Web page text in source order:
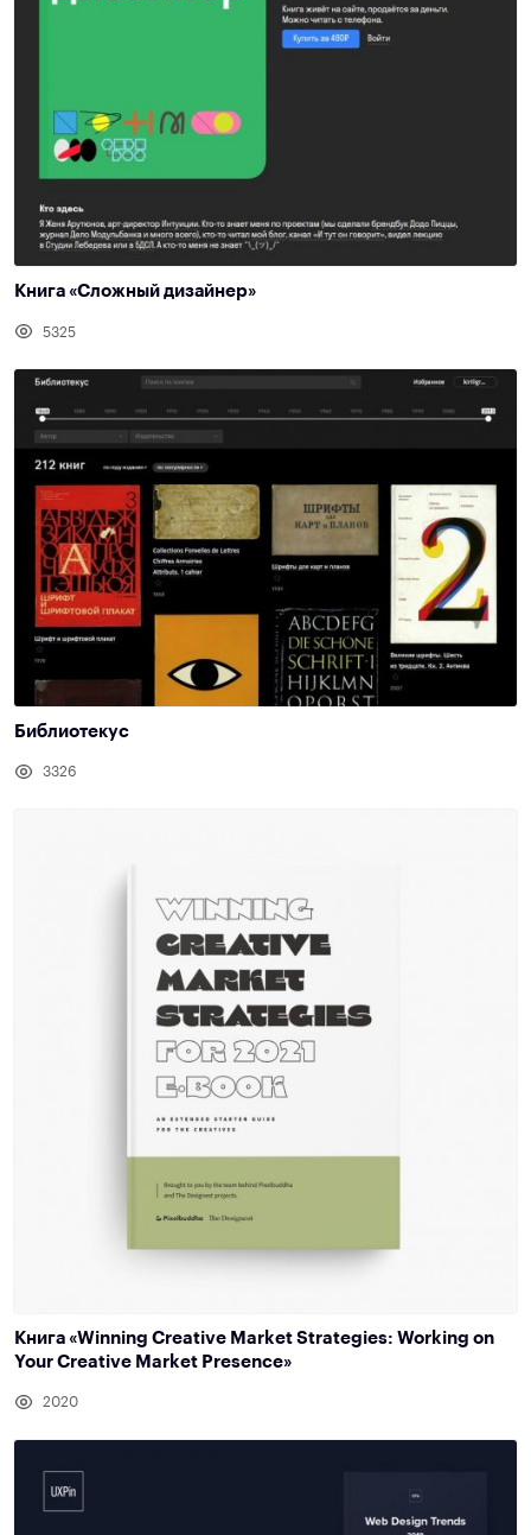
Книга «Сложный дизайнер»
5325
Библиотекус
3326
Книга «Winning Creative Market Strategies: Working on
Your Creative Market Presence»
2020